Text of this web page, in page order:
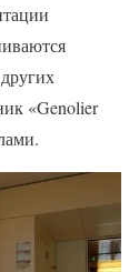
«Genolier